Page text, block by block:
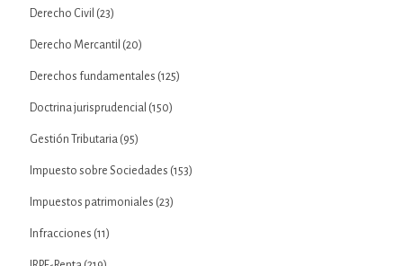
Derecho Civil (23)
Derecho Mercantil (20)
Derechos fundamentales (125)
Doctrina jurisprudencial (150)
Gestión Tributaria (95)
Impuesto sobre Sociedades (153)
Impuestos patrimoniales (23)
Infracciones (11)